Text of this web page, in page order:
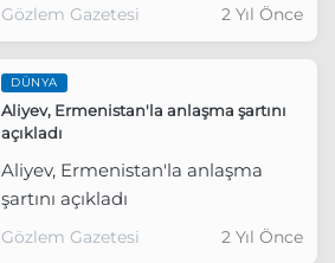
Gözlem Gazetesi 2 Yıl Önce
DÜNYA
Aliyev, Ermenistan'la anlaşma şartını
açıkladı
Aliyev, Ermenistan'la anlaşma
şartını açıkladı
Gözlem Gazetesi 2 Yıl Önce